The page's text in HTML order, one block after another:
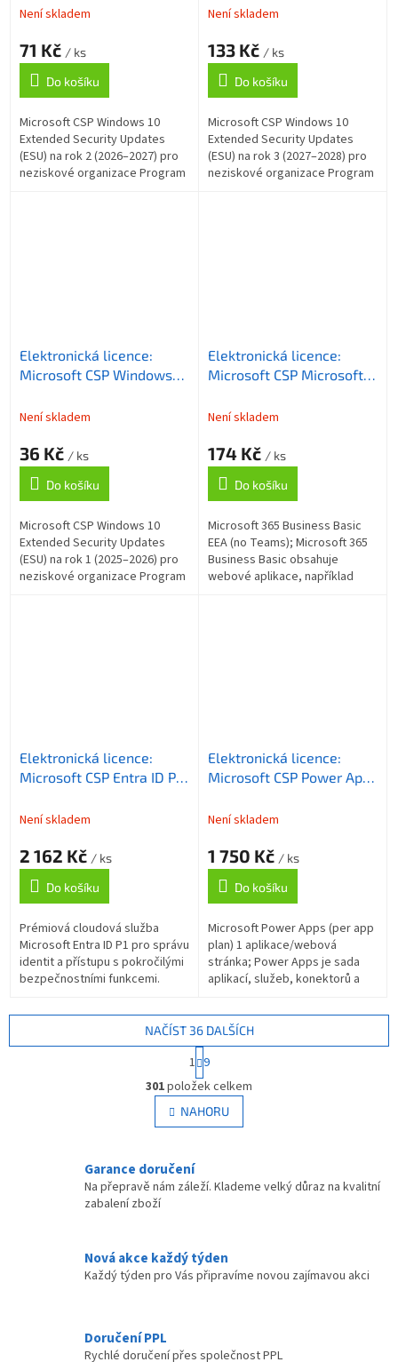
Updates (ESU) na rok 2
neziskové organizace
Není skladem
71 Kč / ks
Do košíku
Microsoft CSP Windows 10
Extended Security Updates
(ESU) na rok 2 (2026–2027) pro
neziskové organizace Program
Updates (ESU) na rok 3
neziskové organizace
Není skladem
133 Kč / ks
Do košíku
Microsoft CSP Windows 10
Extended Security Updates
(ESU) na rok 3 (2027–2028) pro
neziskové organizace Program
Elektronická licence:
Microsoft CSP Windows
Updates (ESU) na rok 1
neziskové organizace
Není skladem
36 Kč / ks
Do košíku
Microsoft CSP Windows 10
Extended Security Updates
(ESU) na rok 1 (2025–2026) pro
neziskové organizace Program
Elektronická licence:
Microsoft CSP Microsoft
(no Teams) předplatné 1
Není skladem
174 Kč / ks
Do košíku
Microsoft 365 Business Basic
EEA (no Teams); Microsoft 365
Business Basic obsahuje
webové aplikace, například
Elektronická licence:
Microsoft CSP Entra ID P1,
vyúčtování ročně
Není skladem
2 162 Kč / ks
Do košíku
Prémiová cloudová služba
Microsoft Entra ID P1 pro správu
identit a přístupu s pokročilými
bezpečnostními funkcemi.
RBAC, dynamické skupiny,...
Elektronická licence:
Microsoft CSP Power Apps
website) předplatné 1 rok,
Není skladem
1 750 Kč / ks
Do košíku
Microsoft Power Apps (per app
plan) 1 aplikace/webová
stránka; Power Apps je sada
aplikací, služeb, konektorů a
poskytuje prostředí pro rychlý
vývoj...
O
v
l
á
c
í
v
k
y
i
NAČÍST 36 DALŠÍCH
t
r
á
n
k
n
1 9
301položek celkem
NAHORU
Garance doručení
Na přepravě nám záleží. Klademe velký důraz na kvalitní
zabalení zboží
Nová akce každý týden
Každý týden pro Vás připravíme novou zajímavou akci
Doručení PPL
Rychlé doručení přes společnost PPL